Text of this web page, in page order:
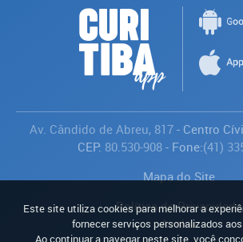
Av. Cândido de Abreu, 817- Centro
CEP: 80.530-908- Fone:(41)
Mapa do Site
Política de Privacidade
Avaliar
Este site utiliza cookies para melhorar a
fornecer serviços personalizados
Ao continuar a navegar neste site, você